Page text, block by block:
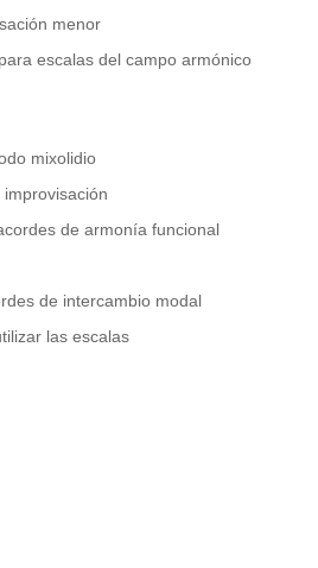
menor
escalas del campo armónico
mixolidio
de armonía funcional
de intercambio modal
las escalas